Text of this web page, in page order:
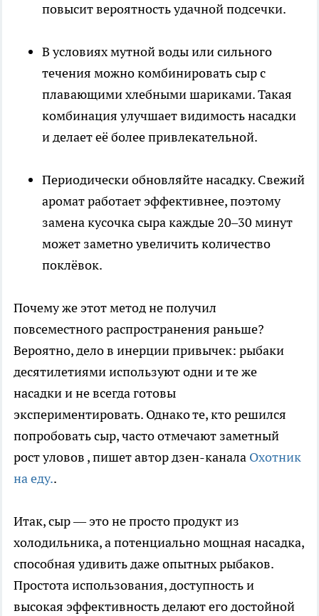
повысит вероятность удачной подсечки.
В условиях мутной воды или сильного
течения можно комбинировать сыр с
плавающими хлебными шариками. Такая
комбинация улучшает видимость насадки
и делает её более привлекательной.
Периодически обновляйте насадку. Свежий
аромат работает эффективнее, поэтому
замена кусочка сыра каждые 20–30 минут
может заметно увеличить количество
поклёвок.
Почему же этот метод не получил
повсеместного распространения раньше?
Вероятно, дело в инерции привычек: рыбаки
десятилетиями используют одни и те же
насадки и не всегда готовы
экспериментировать. Однако те, кто решился
попробовать сыр, часто отмечают заметный
рост уловов , пишет автор дзен-канала Охотник
на еду..
Итак, сыр — это не просто продукт из
холодильника, а потенциально мощная насадка,
способная удивить даже опытных рыбаков.
Простота использования, доступность и
высокая эффективность делают его достойной